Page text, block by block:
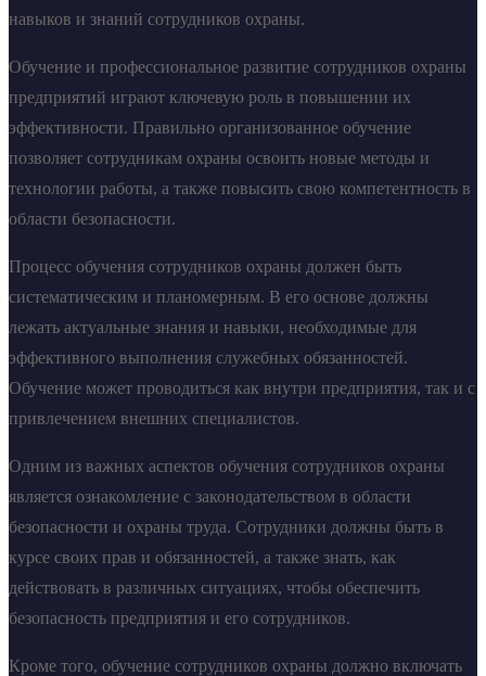
навыков и знаний сотрудников охраны.
Обучение и профессиональное развитие сотрудников охраны
предприятий играют ключевую роль в повышении их
эффективности. Правильно организованное обучение
позволяет сотрудникам охраны освоить новые методы и
технологии работы, а также повысить свою компетентность в
области безопасности.
Процесс обучения сотрудников охраны должен быть
систематическим и планомерным. В его основе должны
лежать актуальные знания и навыки, необходимые для
эффективного выполнения служебных обязанностей.
Обучение может проводиться как внутри предприятия, так и с
привлечением внешних специалистов.
Одним из важных аспектов обучения сотрудников охраны
является ознакомление с законодательством в области
безопасности и охраны труда. Сотрудники должны быть в
курсе своих прав и обязанностей, а также знать, как
действовать в различных ситуациях, чтобы обеспечить
безопасность предприятия и его сотрудников.
Кроме того, обучение сотрудников охраны должно включать